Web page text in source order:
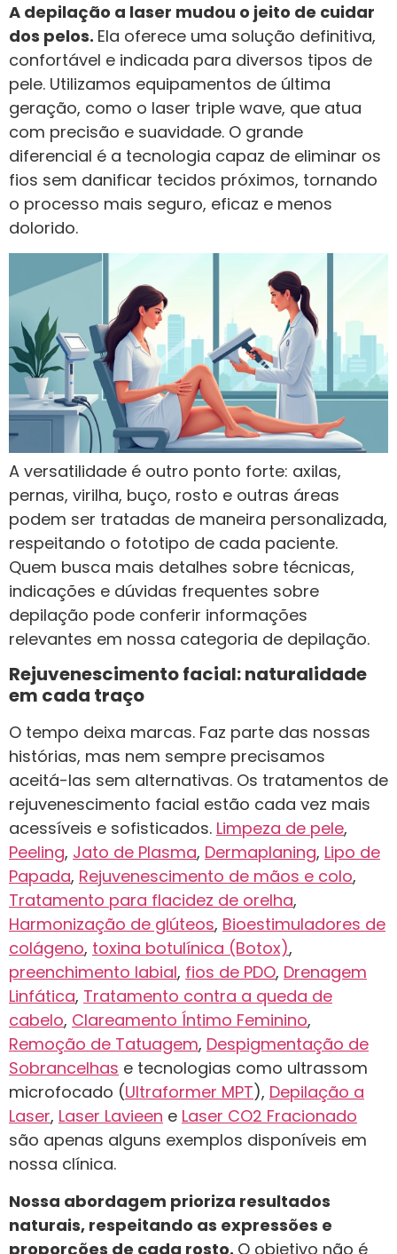
A depilação a laser mudou o jeito de cuidar
dos pelos. Ela oferece uma solução definitiva,
confortável e indicada para diversos tipos de
pele. Utilizamos equipamentos de última
geração, como o laser triple wave, que atua
com precisão e suavidade. O grande
diferencial é a tecnologia capaz de eliminar os
fios sem danificar tecidos próximos, tornando
o processo mais seguro, eficaz e menos
dolorido.
A versatilidade é outro ponto forte: axilas,
pernas, virilha, buço, rosto e outras áreas
podem ser tratadas de maneira personalizada,
respeitando o fototipo de cada paciente.
Quem busca mais detalhes sobre técnicas,
indicações e dúvidas frequentes sobre
depilação pode conferir informações
relevantes em nossa categoria de depilação.
Rejuvenescimento facial: naturalidade
em cada traço
O tempo deixa marcas. Faz parte das nossas
histórias, mas nem sempre precisamos
aceitá-las sem alternativas. Os tratamentos de
rejuvenescimento facial estão cada vez mais
acessíveis e sofisticados. Limpeza de pele,
Peeling, Jato de Plasma, Dermaplaning, Lipo de
Papada, Rejuvenescimento de mãos e colo,
Tratamento para flacidez de orelha,
Harmonização de glúteos, Bioestimuladores de
colágeno, toxina botulínica (Botox),
preenchimento labial, fios de PDO, Drenagem
Linfática, Tratamento contra a queda de
cabelo, Clareamento Íntimo Feminino,
Remoção de Tatuagem, Despigmentação de
Sobrancelhas e tecnologias como ultrassom
microfocado (Ultraformer MPT), Depilação a
Laser, Laser Lavieen e Laser CO2 Fracionado
são apenas alguns exemplos disponíveis em
nossa clínica.
Nossa abordagem prioriza resultados
naturais, respeitando as expressões e
proporções de cada rosto. O objetivo não é